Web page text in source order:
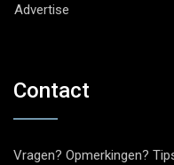
Advertise
Contact
Vragen? Opmerkingen?